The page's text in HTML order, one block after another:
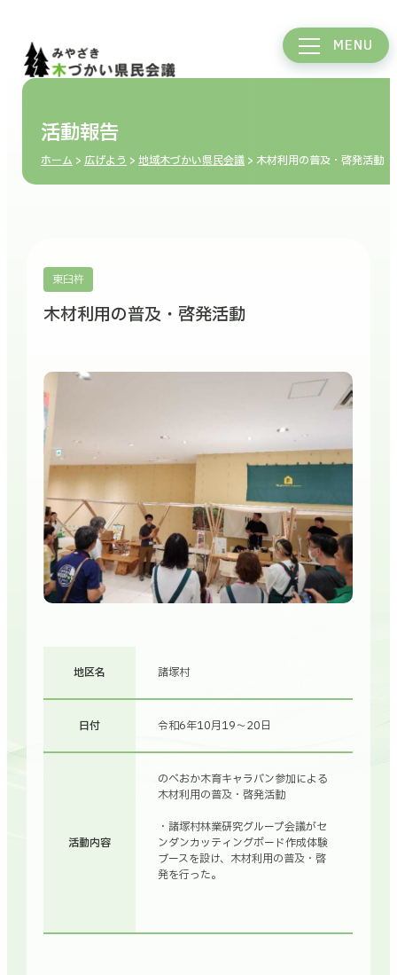
MENU
活動報告
ホーム > 広げよう >地域木づかい県民会議 > 木材利用の普及・啓発活動
東臼杵
木材利用の普及・啓発活動
地区名 諸塚村
日付 令和6年10月19～20日
活動内容
のべおか木育キャラバン参加による
木材利用の普及・啓発活動
・諸塚村林業研究グループ会議がセ
ンダンカッティングボード作成体験
ブースを設け、木材利用の普及・啓
発を行った。